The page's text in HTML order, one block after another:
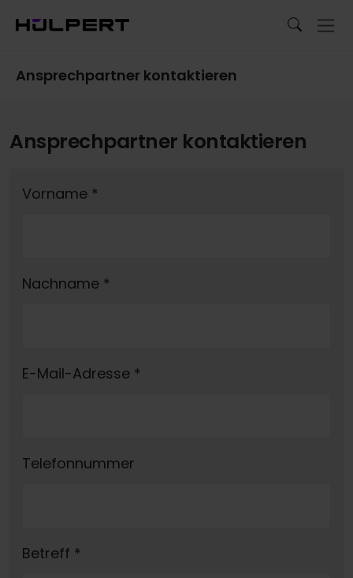
Ansprechpartner kontaktieren
Ansprechpartner kontaktieren
Vorname *
Nachname *
E-Mail-Adresse *
Telefonnummer
Betreff *